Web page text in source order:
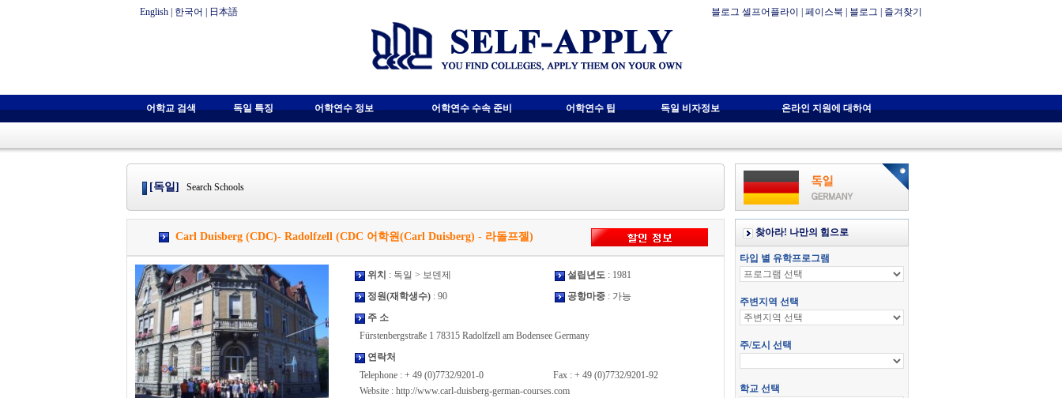
English 한국어 日本語 블로그 셀프어플라이 페이스북 블로그 즐겨찾기
어학교 검색 독일 특징 어학연수 정보 어학연수 수속 준비 어학연수 팁 독일 비자정보 온라인 지원에 대하여
[독일] Search Schools
Carl Duisberg (CDC)- Radolfzell (CDC 어학원(Carl Duisberg) - 라돌프젤)
위치 : 독일 > 보덴제 설립년도: 1981
정원(재학생수): 90 공항마중: 가능
주 소
Fürstenbergstraße 1 78315 Radolfzell am Bodensee Germany
연락처
Telephone : + 49 (0)7732/9201-0
Fax : + 49 (0)7732/9201-92
Website : http://www.carl-duisberg-german-courses.com